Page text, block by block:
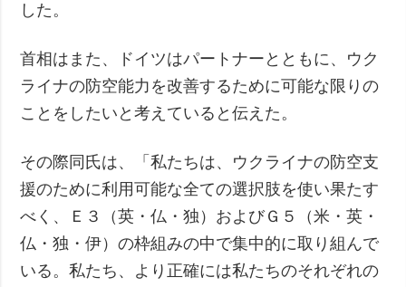
した。
首相はまた、ドイツはパートナーとともに、ウク
ライナの防空能力を改善するために可能な限りの
ことをしたいと考えていると伝えた。
その際同氏は、「私たちは、ウクライナの防空支
援のために利用可能な全ての選択肢を使い果たす
べく、Ｅ３（英・仏・独）およびＧ５（米・英・
仏・独・伊）の枠組みの中で集中的に取り組んで
いる。私たち、より正確には私たちのそれぞれの